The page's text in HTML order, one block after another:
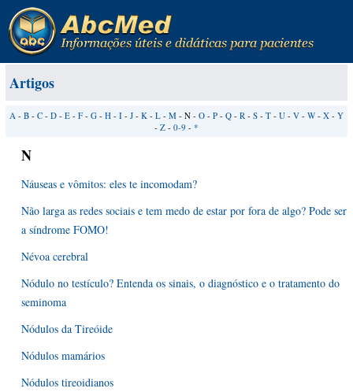
Artigos
A - B - C - D - E - F - G - H - I - J - K - L - M - N - O - P - Q - R - S - T - U - V - W - X - Y
- Z - 0-9 - *
N
Náuseas e vômitos: eles te incomodam?
Não larga as redes sociais e tem medo de estar por fora de algo? Pode ser
a síndrome FOMO!
Névoa cerebral
Nódulo no testículo? Entenda os sinais, o diagnóstico e o tratamento do
seminoma
Nódulos da Tireóide
Nódulos mamários
Nódulos tireoidianos